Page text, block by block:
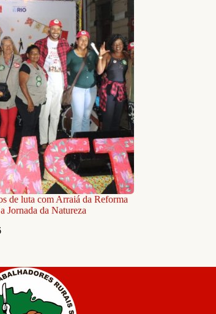
de luta com Arraiá da Reforma
Jornada da Natureza